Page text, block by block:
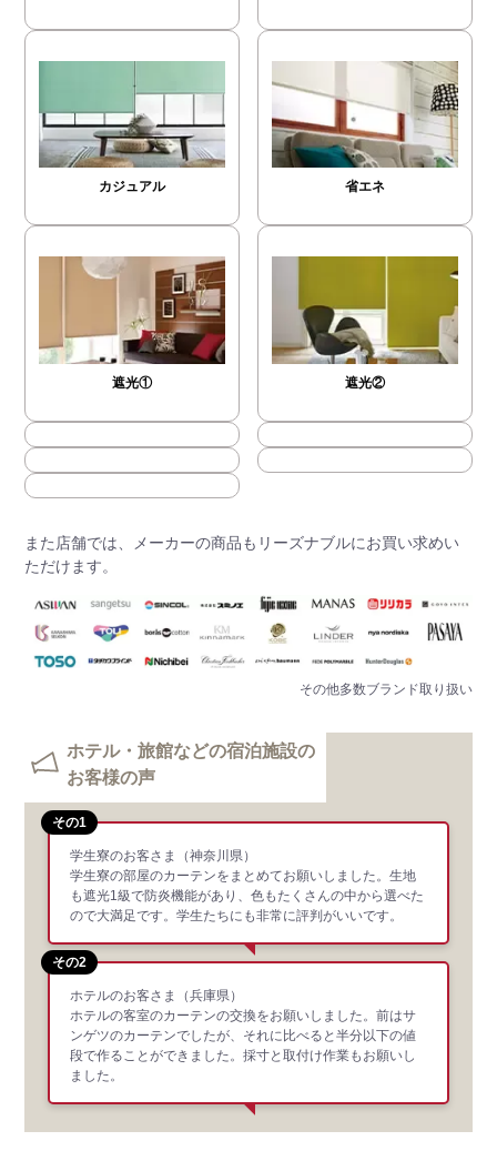
カジュアル 省エネ
遮光① 遮光②
また店舗では、メーカーの商品もリーズナブルにお買い求めい
ただけます。
その他多数ブランド取り扱い
ホテル・旅館などの宿泊施設の
お客様の声
その1
学生寮のお客さま
（神奈川県）
学生寮の部屋のカーテンをまとめてお願いしました。生地
も遮光1級で防炎機能があり、色もたくさんの中から選べた
ので大満足です。学生たちにも非常に評判がいいです。
その2
ホテルのお客さま
（兵庫県）
ホテルの客室のカーテンの交換をお願いしました。前はサ
ンゲツのカーテンでしたが、それに比べると半分以下の値
段で作ることができました。採寸と取付け作業もお願いし
ました。